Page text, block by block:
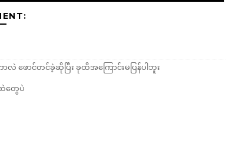
ောင်တင်ခဲ့ဆိုပြီး ခုထိအကြောင်းမပြန်ပါဘူး
တွေပဲ